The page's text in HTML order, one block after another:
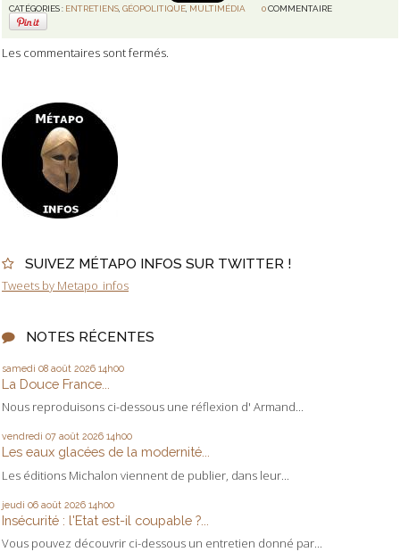
SUIVEZ MÉTAPO INFOS SUR TWITTER !
Tweets by Metapo_infos
NOTES RÉCENTES
samedi 08 août 2026 14h00
La Douce France...
Nous reproduisons ci-dessous une réflexion d' Armand...
vendredi 07 août 2026 14h00
Les eaux glacées de la modernité...
Les éditions Michalon viennent de publier, dans leur...
jeudi 06 août 2026 14h00
Insécurité : l'Etat est-il coupable ?...
Vous pouvez découvrir ci-dessous un entretien donné par...
CATÉGORIES : ENTRETIENS ,GÉOPOLITIQUE MULTIMÉDIA 0 COMMENTAIRE
Les commentaires sont fermés.